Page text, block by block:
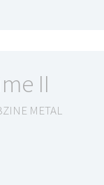
II
METAL